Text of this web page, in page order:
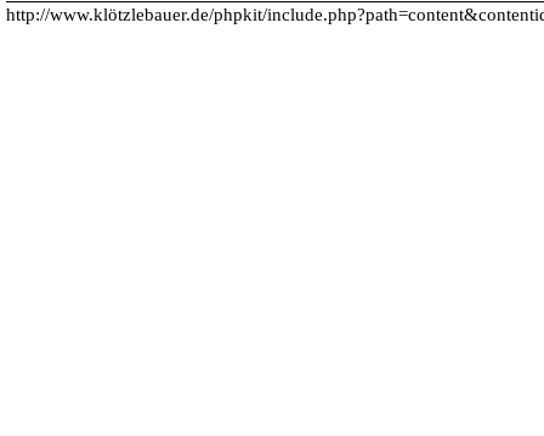
http://www.klötzlebauer.de/phpkit/